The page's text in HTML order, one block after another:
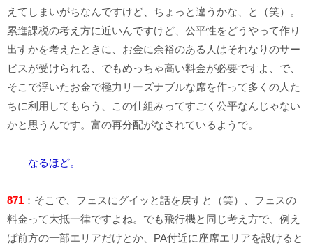
えてしまいがちなんですけど、ちょっと違うかな、と（笑）。
累進課税の考え方に近いんですけど、公平性をどうやって作り
出すかを考えたときに、お金に余裕のある人はそれなりのサー
ビスが受けられる、でもめっちゃ高い料金が必要ですよ、で、
そこで浮いたお金で極力リーズナブルな席を作って多くの人た
ちに利用してもらう、この仕組みってすごく公平なんじゃない
かと思うんです。富の再分配がなされているようで。
――なるほど。
871 ：そこで、フェスにグイッと話を戻すと（笑）、フェスの
料金って大抵一律ですよね。でも飛行機と同じ考え方で、例え
ば前方の一部エリアだけとか、PA付近に座席エリアを設けると